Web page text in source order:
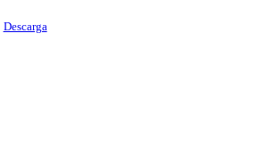
Descarga